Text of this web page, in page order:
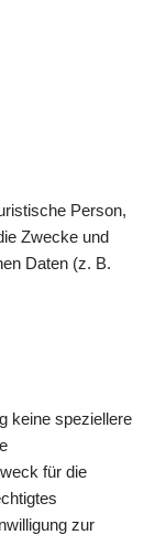
Person,
Zwecke und
Daten (z. B.
keine speziellere
für die
zur